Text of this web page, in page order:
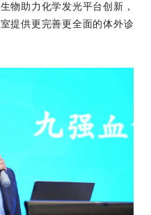
物助力化学发光平台创新，
提供更完善更全面的体外诊